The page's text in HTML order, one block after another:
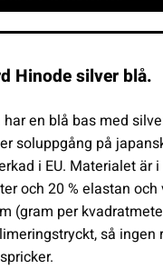
Hinode silver blå.
en blå bas med
soluppgång på
i EU. Materialet är
och 20 % elastan och
(gram per
så ingen